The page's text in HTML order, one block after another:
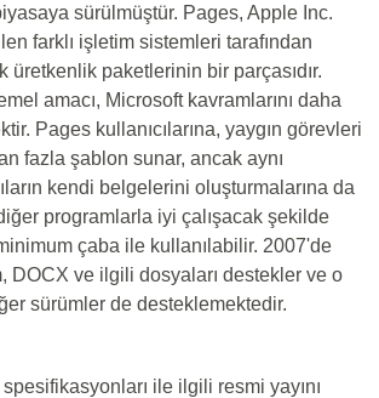
sürülmüştür. Pages, Apple Inc.
farklı işletim sistemleri tarafından
üretkenlik paketlerinin bir parçasıdır.
amacı, Microsoft kavramlarını daha
Pages kullanıcılarına, yaygın görevleri
fazla şablon sunar, ancak aynı
kendi belgelerini oluşturmalarına da
programlarla iyi çalışacak şekilde
çaba ile kullanılabilir. 2007'de
DOCX ve ilgili dosyaları destekler ve o
sürümler de desteklemektedir.
ile ilgili resmi yayını